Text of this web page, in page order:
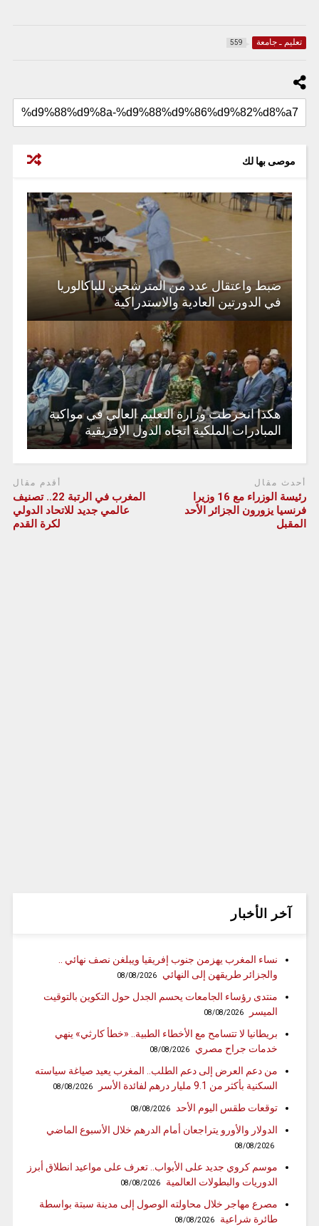
تعليم ـ جامعة 559
موصى بها لك
ضبط واعتقال عدد من المترشحين للباكالوريا
في الدورتين العادية والاستدراكية
هكذا انخرطت وزارة التعليم العالي في مواكبة
المبادرات الملكية اتجاه الدول الإفريقية
أحدث مقال
رئيسة الوزراء مع 16 وزيرا
فرنسيا يزورون الجزائر الأحد
المقبل
أقدم مقال
المغرب في الرتبة 22.. تصنيف
عالمي جديد للاتحاد الدولي
لكرة القدم
آخر الأخبار
نساء المغرب يهزمن جنوب إفريقيا ويبلغن نصف نهائي ..
والجزائر طريقهن إلى النهائي
08/08/2026
منتدى رؤساء الجامعات يحسم الجدل حول التكوين بالتوقيت
الميسر
08/08/2026
بريطانيا لا تتسامح مع الأخطاء الطبية.. «خطأ كارثي» ينهي
خدمات جراح مصري
08/08/2026
من دعم العرض إلى دعم الطلب.. المغرب يعيد صياغة سياسته
السكنية بأكثر من 9.1 مليار درهم لفائدة الأسر
08/08/2026
توقعات طقس اليوم الأحد 08/08/2026
الدولار والأورو يتراجعان أمام الدرهم خلال الأسبوع الماضي
08/08/2026
موسم كروي جديد على الأبواب.. تعرف على مواعيد انطلاق أبرز
الدوريات والبطولات العالمية
08/08/2026
مصرع مهاجر خلال محاولته الوصول إلى مدينة سبتة بواسطة
طائرة شراعية
08/08/2026